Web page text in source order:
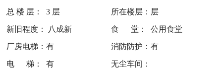
总 楼 层： 3 层 所在楼层： 层
新旧程度： 八成新 食 堂： 公用食堂
厂房电梯：有 消防防护： 有
电 梯： 有 无尘车间：